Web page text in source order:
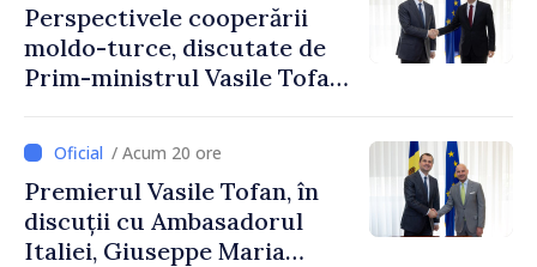
Perspectivele cooperării
moldo-turce, discutate de
Prim-ministrul Vasile Tofan
Uygar Mustafa Sertel
/ Acum 20 ore
Premierul Vasile Tofan, în
discuții cu Ambasadorul
Italiei, Giuseppe Maria